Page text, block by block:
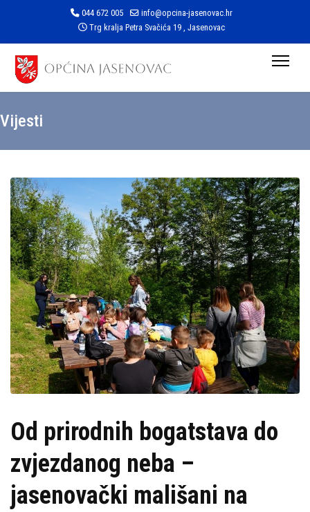
044 672 005
info@opcina-jasenovac.hr
Trg kralja Petra Svačića 19 , Jasenovac
Vijesti
Od prirodnih bogatstava do
zvjezdanog neba –
jasenovački mališani na